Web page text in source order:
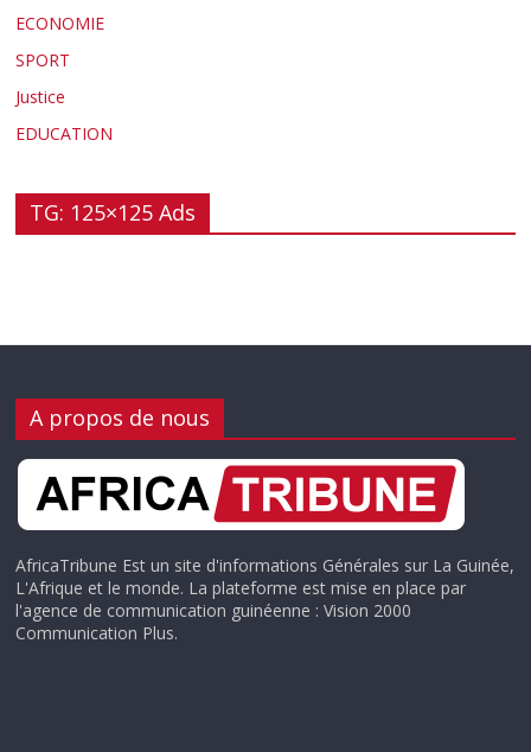
ECONOMIE
SPORT
Justice
EDUCATION
TG: 125×125 Ads
A propos de nous
AfricaTribune Est un site d'informations Générales sur La Guinée,
L'Afrique et le monde. La plateforme est mise en place par
l'agence de communication guinéenne : Vision 2000
Communication Plus.